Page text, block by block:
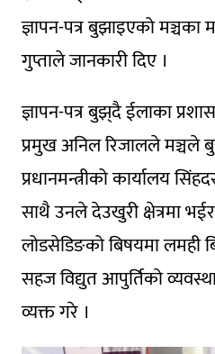
ज्ञापन-पत्र बुझाइएको
गुप्ताले जानकारी दिए ।
ज्ञापन-पत्र बुझ्‌दै ईलाका
प्रमुख अनिल रिजालले मञ्चले
प्रधानमन्त्रीको कार्यालय
साथै उनले देउखुरी क्षेत्रमा
लोडसेडिङको बिषयमा लमही
सहज विद्युत आपुर्तिको
व्यक्त गरे ।